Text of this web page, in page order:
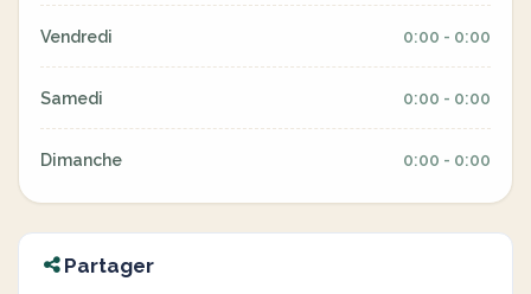
Vendredi 0:00 - 0:00
Samedi 0:00 - 0:00
Dimanche 0:00 - 0:00
Partager